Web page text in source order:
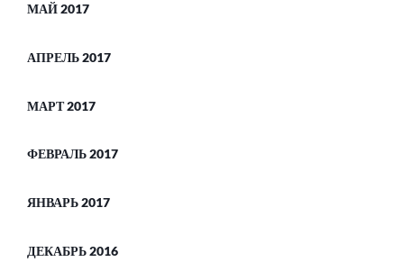
МАЙ 2017
АПРЕЛЬ 2017
МАРТ 2017
ФЕВРАЛЬ 2017
ЯНВАРЬ 2017
ДЕКАБРЬ 2016